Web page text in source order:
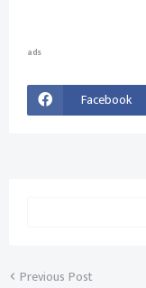
ads
Facebook
Previous Post